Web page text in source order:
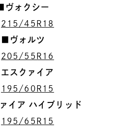
■ヴォクシー
215/45R18
■ヴォルツ
205/55R16
スクァイア
195/60R15
イア ハイブリッド
195/65R15